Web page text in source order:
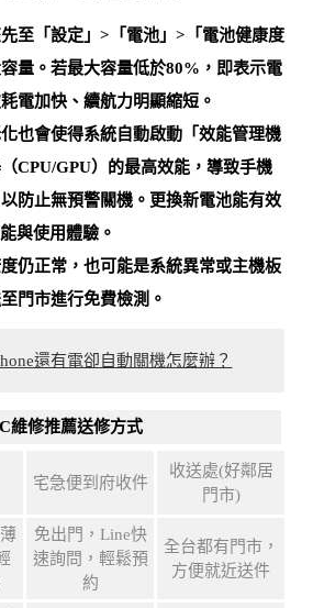
至「設定」>「電池」>「電池健康度
量。若最大容量低於80%，即表示電
耗電加快、續航力明顯縮短。
也會使得系統自動啟動「效能管理機
CPU/GPU）的最高效能，導致手機
防止無預警關機。 更換新電池能有效
與使用體驗 。
仍正常，也可能是系統異常或主機板
至門市進行免費檢測。
還有電卻自動關機怎麼辦？
維修推薦送修方式
宅急便到府收件
收送處(好鄰居
門市)
免出門，Line快
速詢問，輕鬆預
約
全台都有門市，
方便就近送件